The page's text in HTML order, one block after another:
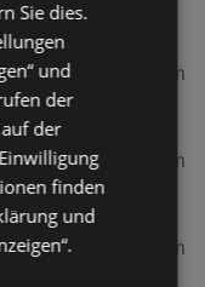
2,69 km
3,84 km
3,86 km
Sie dies.
und
der
der
finden
und